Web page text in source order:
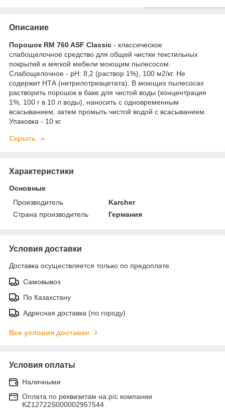
Описание
Порошок RM 760 ASF Classic - классическое
слабощелочное средство для общей чистки текстильных
покрытий и мягкой мебели моющим пылесосом.
Слабощелочное - pH: 8,2 (раствор 1%), 100 м2/кг. Не
содержит НТА (нитрилотриацетата). В моющих пылесосах
растворить порошок в баке для чистой воды (концентрация
1%, 100 г в 10 л воды), наносить с одновременным
всасыванием, затем промыть чистой водой с всасыванием.
Упаковка - 10 кг.
Скрыть
Характеристики
Основные
Производитель
Karcher
Страна производитель
Германия
Условия доставки
Доставка осуществляется только по предоплате.
Самовывоз
По Казахстану
Адресная доставка (по городу)
Все условия доставки
Условия оплаты
Наличными
Оплата по реквизитам на р/с компании
KZ12722S000002957544